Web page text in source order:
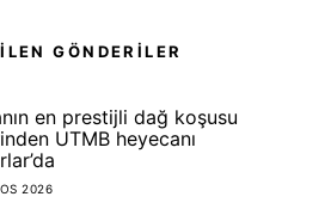
GÖNDERİLER
en prestijli dağ koşusu
UTMB heyecanı
2026